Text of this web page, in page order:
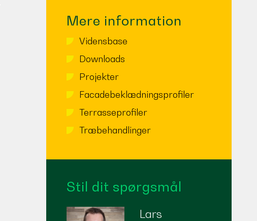
Mere information
Vidensbase
Downloads
Projekter
Facadebeklædningsprofiler
Terrasseprofiler
Træbehandlinger
Stil dit spørgsmål
Lars